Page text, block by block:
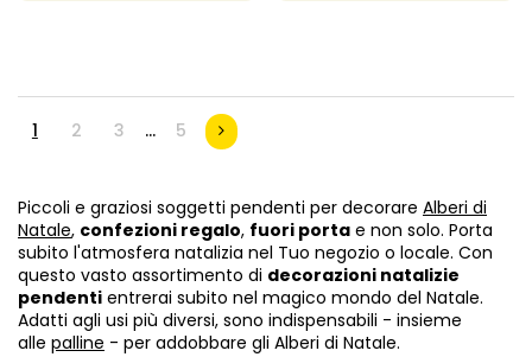
1 2 3 … 5
Piccoli e graziosi soggetti pendenti per decorare Alberi di
Natale, confezioni regalo, fuori porta e non solo. Porta
subito l'atmosfera natalizia nel Tuo negozio o locale. Con
questo vasto assortimento di decorazioni natalizie
pendenti entrerai subito nel magico mondo del Natale.
Adatti agli usi più diversi, sono indispensabili - insieme
alle palline - per addobbare gli Alberi di Natale.